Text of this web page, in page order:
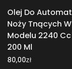
Olej Do
Noży Tnących
Modelu 2240
200 Ml
80,00zł